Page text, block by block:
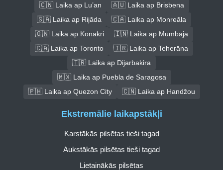
🇨🇳 Laika ap Lu’an
🇦🇺 Laika ap Brisbena
🇸🇦 Laika ap Rijāda
🇨🇦 Laika ap Monreāla
🇬🇳 Laika ap Konakri
🇮🇳 Laika ap Mumbaja
🇨🇦 Laika ap Toronto
🇮🇷 Laika ap Teherāna
🇹🇷 Laika ap Dijarbakira
🇲🇽 Laika ap Puebla de Saragosa
🇵🇭 Laika ap Quezon City
🇨🇳 Laika ap Handžou
Ekstremālie laikapstākļi
Karstākās pilsētas tieši tagad
Aukstākās pilsētas tieši tagad
Lietainākās pilsētas